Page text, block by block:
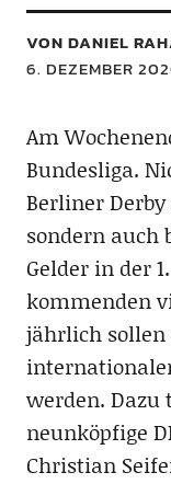
VON DANIEL
6. DEZEMBER
Am
Bundesliga.
Berliner
sondern auch
Gelder in der
kommenden
jährlich
werden. Dazu
neunköpfige
Christian